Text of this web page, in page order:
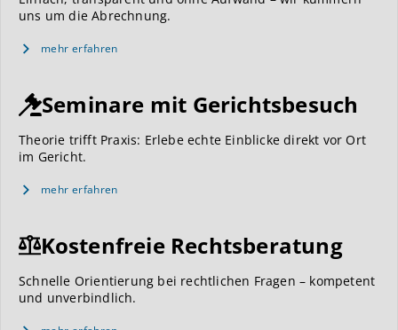
uns um die Abrechnung.
mehr erfahren
Seminare mit Gerichtsbesuch
Theorie trifft Praxis: Erlebe echte Einblicke direkt vor Ort
im Gericht.
mehr erfahren
Kostenfreie Rechtsberatung
Schnelle Orientierung bei rechtlichen Fragen – kompetent
und unverbindlich.